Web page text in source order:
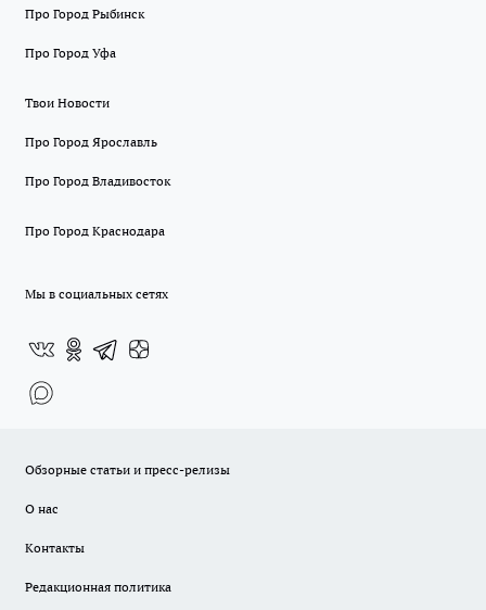
Про Город Рыбинск
Про Город Уфа
Твои Новости
Про Город Ярославль
Про Город Владивосток
Про Город Краснодара
Мы в социальных сетях
Обзорные статьи и пресс-релизы
О нас
Контакты
Редакционная политика